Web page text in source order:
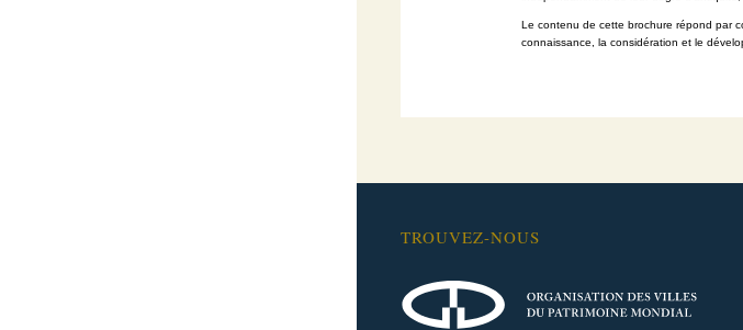
Le contenu de cette brochure répond par
connaissance, la considération et le
TROUVEZ-NOUS